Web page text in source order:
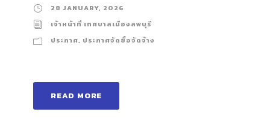
28 JANUARY, 2026
เจ้าหน้าที่ เทศบาลเมืองลพบุรี
ประกาศ, ประกาศจัดซื้อจัดจ้าง
READ MORE